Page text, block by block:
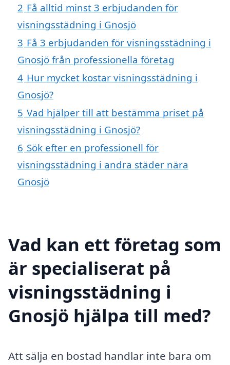
2 Få alltid minst 3 erbjudanden för
visningsstädning i Gnosjö
3 Få 3 erbjudanden för visningsstädning i
Gnosjö från professionella företag
4 Hur mycket kostar visningsstädning i
Gnosjö?
5 Vad hjälper till att bestämma priset på
visningsstädning i Gnosjö?
6 Sök efter en professionell för
visningsstädning i andra städer nära
Gnosjö
Vad kan ett företag som
är specialiserat på
visningsstädning i
Gnosjö hjälpa till med?
Att sälja en bostad handlar inte bara om